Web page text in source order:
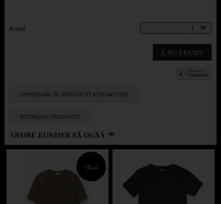
Antal 1
LÆG I KURV
SPØRGSMÅL TIL PRODUKTET KONTAKT HER
BUTIKKENS PRODUKTER
ANDRE KUNDER SÅ OGSÅ
Tilbud